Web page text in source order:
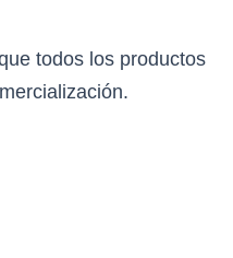
todos los productos